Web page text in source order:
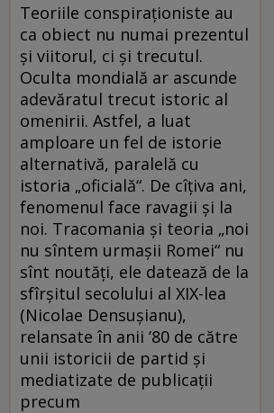
Teoriile conspiraţioniste au
ca obiect nu numai prezentul
şi viitorul, ci şi trecutul.
Oculta mondială ar ascunde
adevăratul trecut istoric al
omenirii. Astfel, a luat
amploare un fel de istorie
alternativă, paralelă cu
istoria „oficială“. De cîţiva ani,
fenomenul face ravagii şi la
noi. Tracomania şi teoria „noi
nu sîntem urmaşii Romei“ nu
sînt noutăţi, ele datează de la
sfîrşitul secolului al XIX-lea
(Nicolae Densuşianu),
relansate în anii ’80 de către
unii istoricii de partid şi
mediatizate de publicaţii
precum